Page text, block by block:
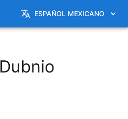
ESPAÑOL MEXICANO
Dubnio